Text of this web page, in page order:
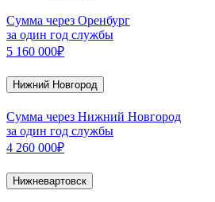
Сумма через Оренбург
за один год службы
5 160 000₽
Нижний Новгород
Сумма через Нижний Новгород
за один год службы
4 260 000₽
Нижневартовск